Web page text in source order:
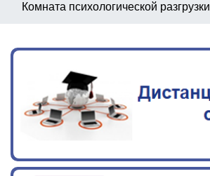
Комната психологической разгрузки